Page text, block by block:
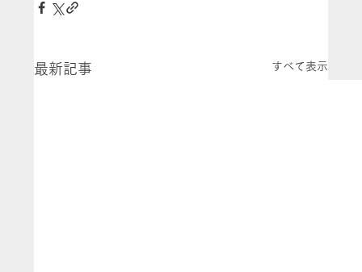
最新記事 すべて表示